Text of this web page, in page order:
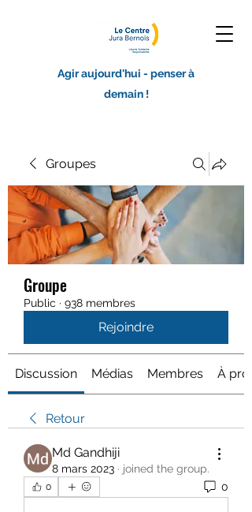
Agir aujourd'hui - penser à
demain !
Groupes
Groupe
Public · 938 membres
Rejoindre
Discussion Médias Membres À
Retour
Md Gandhiji
8 mars 2023 · joined the group.
0 0